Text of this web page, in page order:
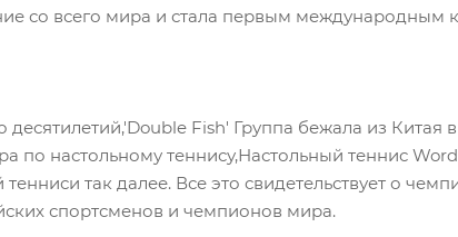
со всего мира и стала первым международным
десятилетий,'Double Fish' Группа бежала из Китая
по настольному теннису,Настольный теннис
так далее. Все это свидетельствует о
спортсменов и чемпионов мира.